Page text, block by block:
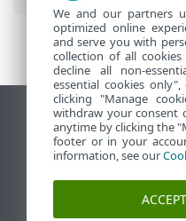
Προβολή
End of Life
Γνωσιακή βάση ESET
Ομάδα συζήτησης
ESET Status Portal
We and our partners
optimized online
and serve you with
collection of all
decline all non-
essential cookies
clicking "Manage
withdraw your consent
anytime by clicking the
footer or in your
information, see our